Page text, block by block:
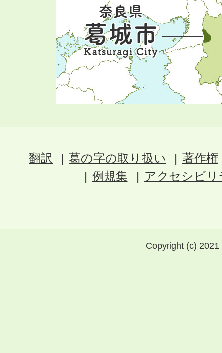
翻訳 葛の字の取り扱い
著作権
例規集
アクセシビ
Copyright (c)